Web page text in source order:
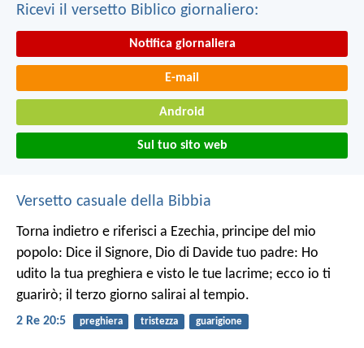
Ricevi il versetto Biblico giornaliero:
Notifica giornaliera
E-mail
Android
Sul tuo sito web
Versetto casuale della Bibbia
Torna indietro e riferisci a Ezechia, principe del mio
popolo: Dice il Signore, Dio di Davide tuo padre: Ho
udito la tua preghiera e visto le tue lacrime; ecco io ti
guarirò; il terzo giorno salirai al tempio.
2 Re 20:5 preghiera tristezza guarigione